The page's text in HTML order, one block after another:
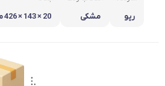
رپو
مشکی
20 × 143 × 426 میلی متر